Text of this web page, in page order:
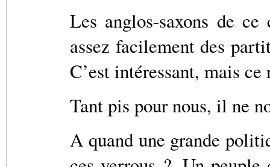
Les anglos-saxons de
assez facilement des
C’est intéressant, mais
Tant pis pour nous, il ne
A quand une grande